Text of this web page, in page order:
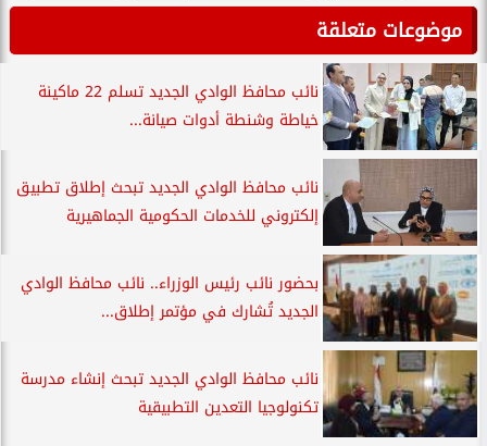
موضوعات متعلقة
نائب محافظ الوادي الجديد تسلم 22 ماكينة
خياطة وشنطة أدوات صيانة...
نائب محافظ الوادي الجديد تبحث إطلاق تطبيق
إلكتروني للخدمات الحكومية الجماهيرية
بحضور نائب رئيس الوزراء.. نائب محافظ الوادي
الجديد تُشارك في مؤتمر إطلاق...
نائب محافظ الوادي الجديد تبحث إنشاء مدرسة
تكنولوجيا التعدين التطبيقية